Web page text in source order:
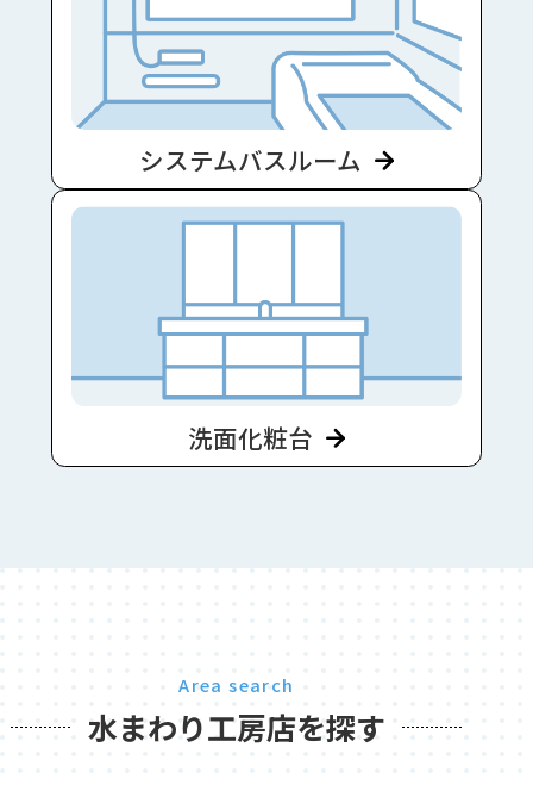
システムバスルーム
洗面化粧台
Area search
水まわり工房店を探す